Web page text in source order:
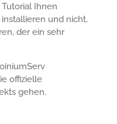
Ihnen
und nicht,
der ein sehr
offizielle
gehen.